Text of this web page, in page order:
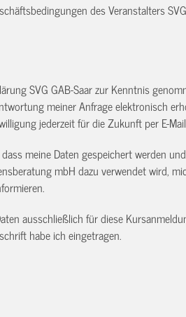
des Veranstalters
SVG GAB-Saar zur Kenntnis
meiner Anfrage elektronisch
jederzeit für die Zukunft per E-
meine Daten gespeichert werden
mbH dazu verwendet wird,
ausschließlich für diese
habe ich eingetragen.